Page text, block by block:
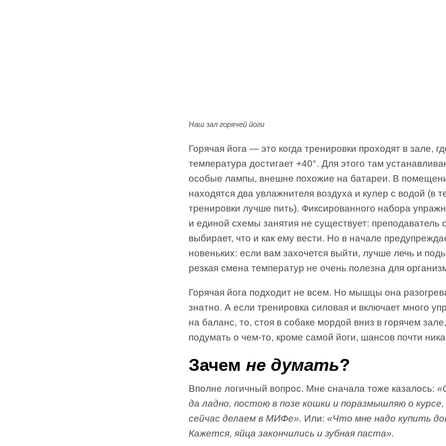
Наш зал горячей йоги
Горячая йога — это когда тренировки проходят в зале,
температура достигает +40°. Для этого там
особые лампы, внешне похожие на батареи. В
находятся два увлажнителя воздуха и кулер с водой (в
тренировки лучше пить). Фиксированного набора
и единой схемы занятия не существует: преподаватель
выбирает, что и как ему вести. Но в начале
новеньких: если вам захочется выйти, лучше лечь и
резкая смена температур не очень полезна для
Горячая йога подходит не всем. Но мышцы она
знатно. А если тренировка силовая и включает много
на баланс, то, стоя в собаке мордой вниз в горячем зале,
подумать о чем-то, кроме самой йоги, шансов почти
Зачем не думать?
Вполне логичный вопрос. Мне сначала тоже казалось:
да ладно, постою в позе кошки и поразмышляю о
сейчас делаем в МИФе». Или: «Что мне надо купить
Кажется, яйца закончились и зубная паста».